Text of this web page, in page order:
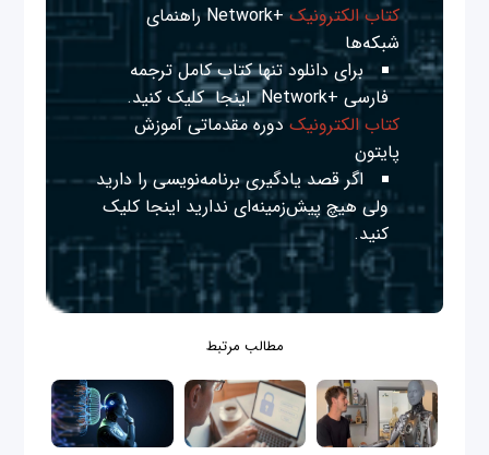
کتاب الکترونیک
+Network راهنمای
شبکه‌ها
برای دانلود تنها کتاب کامل ترجمه
فارسی +Network
اینجا کلیک کنید.
کتاب الکترونیک دوره مقدماتی آموزش
پایتون
اگر قصد یادگیری برنامه‌نویسی را دارید
ولی هیچ پیش‌زمینه‌ای نداریداینجا کلیک
کنید.
مطالب مرتبط